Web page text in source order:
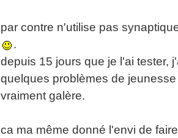
par contre n'utilise pas
.
depuis 15 jours que je l'ai tester,
quelques problèmes de
vraiment galère.
ca ma même donné l'envi de